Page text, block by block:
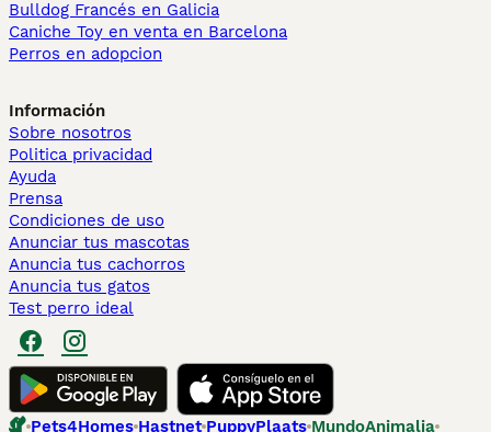
Bulldog Francés en Galicia
Caniche Toy en venta en Barcelona
Perros en adopcion
Información
Sobre nosotros
Politica privacidad
Ayuda
Prensa
Condiciones de uso
Anunciar tus mascotas
Anuncia tus cachorros
Anuncia tus gatos
Test perro ideal
Pets4Homes Hastnet PuppyPlaats MundoAnimalia